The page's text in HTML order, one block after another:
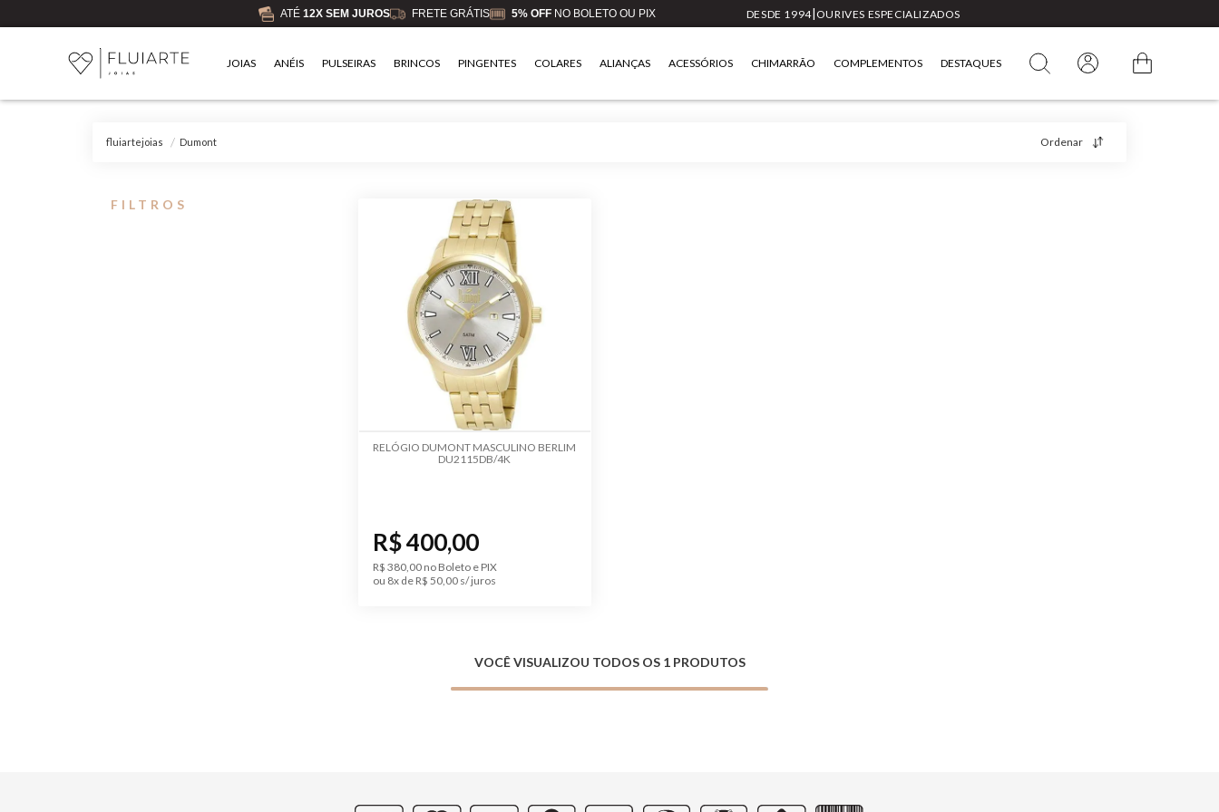
ATÉ 12X SEM JUROS FRETE GRÁTIS 5% OFFNO BOLETO OU PIX DESDE 1994| OURIVES ESPECIALIZADOS
JOIAS ANÉIS PULSEIRAS BRINCOS PINGENTES COLARES ALIANÇAS ACESSÓRIOS CHIMARRÃO COMPLEMENTOS DESTAQUES
fluiartejoias Dumont Ordenar
FILTROS
RELÓGIO DUMONT MASCULINO BERLIM
DU2115DB/4K
R$ 380,00 no Boleto e PIX
ou 8x de R$ 50,00 s/ juros
R$ 400,00
VOCÊ VISUALIZOU TODOS OS 1 PRODUTOS